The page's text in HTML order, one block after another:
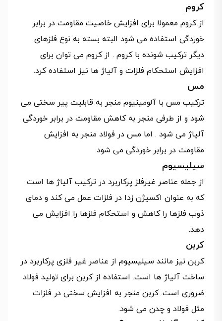
کروم
از کروم معمولا برای افزایش خاصیت مقاومت در برابر
خوردگی استفاده می شود البته بسته به نوع فلزهای
دیگر ترکیب شونده با کروم . از کروم می توان برای
افزایش استحکام فلزات و آلیاژ ها نیز استفاده کرد.
مس
ترکیب مس با آلومینیوم منجر به قابلیت پیر سختی می
شود و از طرفی منجر به کاهش مقاومت در برابر خوردگی
آلیاژ می شود . اما مس در فولاد منجر به افزایش
مقاومت در برابر خوردگی می شود.
سیلیسیوم
از جمله عناصر غیرفلز پرکاربرد در ترکیب آلیاژ ها است
که به عنوان اکسیژن زدا در فلزات عمل می کند و دمای
ذوب فلزها را کاهش و استحکام فلزها را افزایش می
دهد.
کربن
کربن نیز مانند سیلیسیوم از عناصر غیر فلزی پرکاربرد در
ساخت آلیاژ ها است. استفاده از کربن برای تولید فولاد
ضروری است. کربن منجر به افزایش سختی در فلزات
مثل فولاد و چدن می شود.